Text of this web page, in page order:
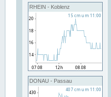
RHEIN - Koblenz
DONAU - Passau